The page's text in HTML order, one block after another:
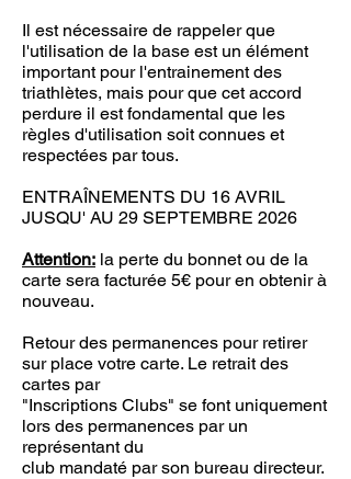
Il est nécessaire de rappeler que
l'utilisation de la base est un élément
important pour l'entrainement des
triathlètes, mais pour que cet accord
perdure il est fondamental que les
règles d'utilisation soit connues et
respectées par tous.
ENTRAÎNEMENTS DU 16 AVRIL
JUSQU' AU 29 SEPTEMBRE 2026
Attention: la perte du bonnet ou de la
carte sera facturée 5€ pour en obtenir à
nouveau.
Retour des permanences pour retirer
sur place votre carte. Le retrait des
cartes par
"Inscriptions Clubs" se font uniquement
lors des permanences par un
représentant du
club mandaté par son bureau directeur.